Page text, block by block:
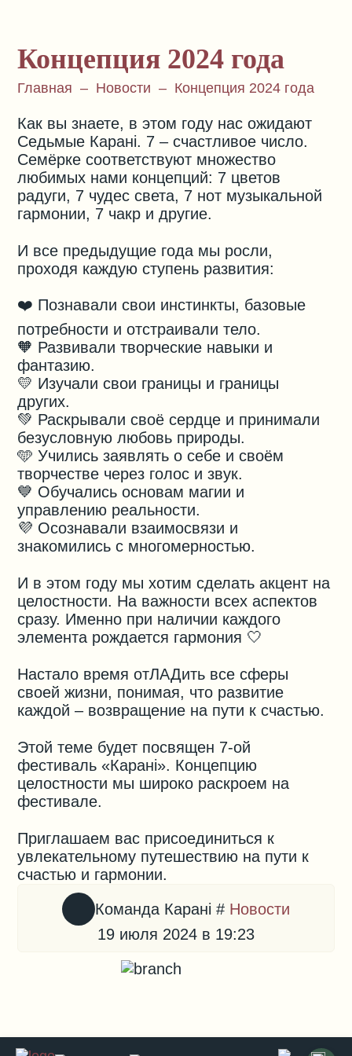
Концепция 2024 года
Главная – Новости – Концепция 2024 года
Как вы знаете, в этом году нас ожидают
Седьмые Карані. 7 – счастливое число.
Семёрке соответствуют множество
любимых нами концепций: 7 цветов
радуги, 7 чудес света, 7 нот музыкальной
гармонии, 7 чакр и другие.
И все предыдущие года мы росли,
проходя каждую ступень развития:
❤️ Познавали свои инстинкты, базовые
потребности и отстраивали тело.
🧡 Развивали творческие навыки и
фантазию.
💛 Изучали свои границы и границы
других.
💚 Раскрывали своё сердце и принимали
безусловную любовь природы.
🩵 Учились заявлять о себе и своём
творчестве через голос и звук.
💙 Обучались основам магии и
управлению реальности.
💜 Осознавали взаимосвязи и
знакомились с многомерностью.
И в этом году мы хотим сделать акцент на
целостности. На важности всех аспектов
сразу. Именно при наличии каждого
элемента рождается гармония 🤍
Настало время отЛАДить все сферы
своей жизни, понимая, что развитие
каждой – возвращение на пути к счастью.
Этой теме будет посвящен 7-ой
фестиваль «Карані». Концепцию
целостности мы широко раскроем на
фестивале.
Приглашаем вас присоединиться к
увлекательному путешествию на пути к
счастью и гармонии.
Команда Карані # Новости
19 июля 2024 в 19:23